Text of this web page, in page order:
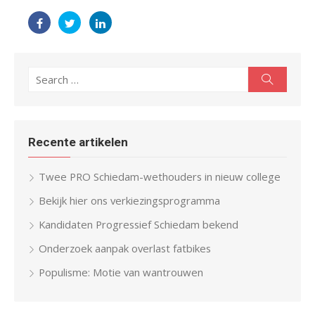
for:
Recente artikelen
Twee PRO Schiedam-wethouders in nieuw college
Bekijk hier ons verkiezingsprogramma
Kandidaten Progressief Schiedam bekend
Onderzoek aanpak overlast fatbikes
Populisme: Motie van wantrouwen